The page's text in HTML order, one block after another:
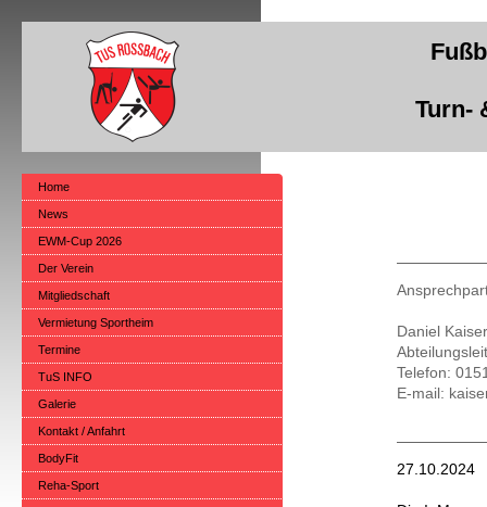
Turn-
Daniel Kaiser
Telefon:
E-mail:
27.10.2024
Home
News
EWM-Cup 2026
Der Verein
Mitgliedschaft
Vermietung Sportheim
Termine
TuS INFO
Galerie
Kontakt / Anfahrt
BodyFit
Reha-Sport